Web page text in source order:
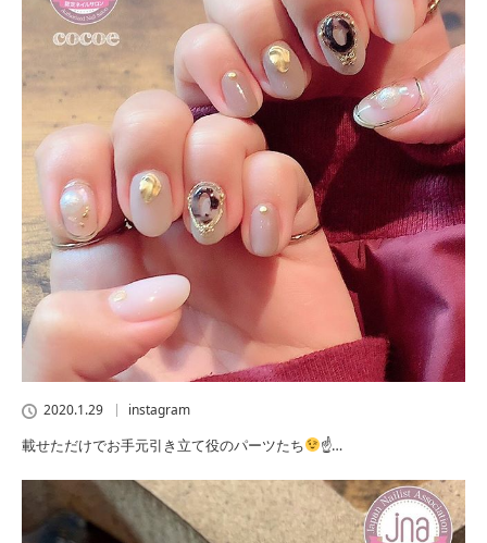
2020.1.29 instagram
載せただけでお手元引き立て役のパーツたち ☝…